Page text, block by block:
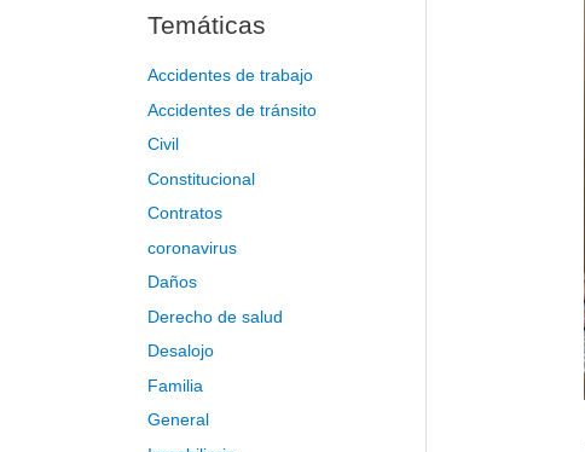
c
r
p
o
r
:
Temáticas
Accidentes de trabajo
Accidentes de tránsito
Civil
Constitucional
Contratos
coronavirus
Daños
Derecho de salud
Desalojo
Familia
General